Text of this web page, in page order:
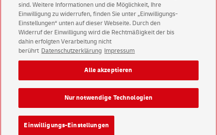
Geschäftskundenservice
Impressum Rechtliche Hinweise
Datenschutz
Einwilligungs-Einstellungen
Konzern Karriere Presse Investoren
sind. Weitere Informationen und die Möglichkeit, Ihre
Einwilligung zu widerrufen, finden Sie unter „Einwilligungs-
Einstellungen“ unten auf dieser Webseite. Durch den
Widerruf der Einwilligung wird die Rechtmäßigkeit der bis
dahin erfolgten Verarbeitung nicht
berührt Datenschutzerklärung Impressum
Einwilligungs-Einstellungen
Nur notwendige Technologien
Alle akzeptieren